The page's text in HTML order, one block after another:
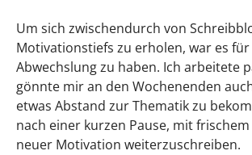
Um sich zwischendurch von
Motivationstiefs zu erholen, war es
Abwechslung zu haben. Ich arbeitete
gönnte mir an den Wochenenden
etwas Abstand zur Thematik zu
nach einer kurzen Pause, mit
neuer Motivation weiterzuschreiben.